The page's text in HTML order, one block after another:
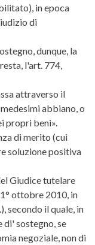
in epoca
di
dunque, la
l'art. 774,
attraverso il
abbiano, o
propri beni».
di merito (cui
soluzione positiva
Giudice tutelare
ottobre 2010, in
secondo il quale, in
sostegno, se
negoziale, non di